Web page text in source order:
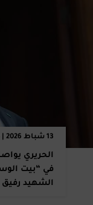
13 شباط 2026 | 22:14
الحريري
الشهيد رفيق